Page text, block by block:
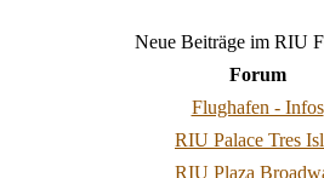
Neue Beiträge im RIU
Forum
Flughafen - Infos
RIU Palace Tres
RIU Plaza